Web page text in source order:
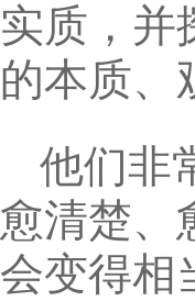
实质，并
的本质
他们非
愈清楚、
会变得相